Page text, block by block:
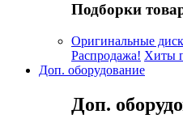
Подборки
Оригинальные
Распродажа! Хиты
Доп. оборудование
Доп.